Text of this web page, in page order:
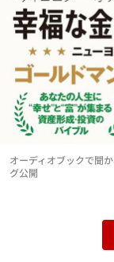
オーディオブックで聞
グ公開